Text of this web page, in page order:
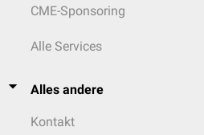
CME-Sponsoring
Alle Services
Alles andere
Kontakt